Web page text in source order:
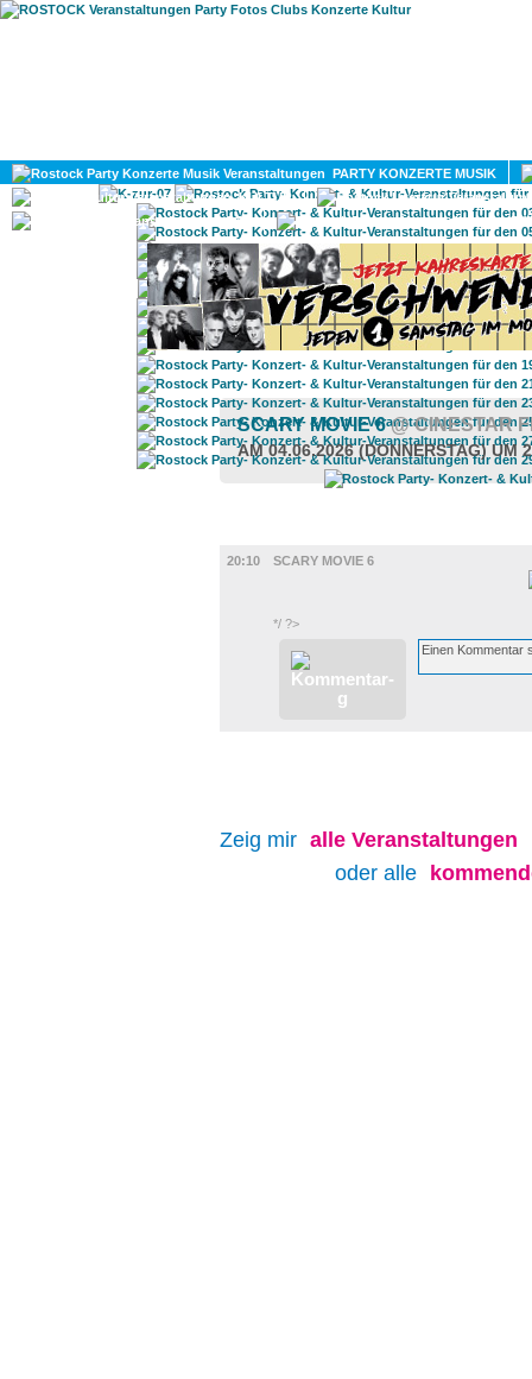
PARTY KONZERTE MUSIK
KULTUR
GAY
SCARY MOVIE 6@ CINESTAR
AM 04.06.2026 (DONNERSTAG) UM
20:10
SCARY MOVIE 6
*/ ?>
Zeig mir alle Veranstaltungen
oder alle